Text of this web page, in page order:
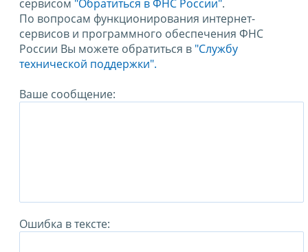
сервисом "Обратиться в ФНС России".
По вопросам функционирования интернет-
сервисов и программного обеспечения ФНС
России Вы можете обратиться в "Службу
технической поддержки".
Ваше сообщение:
Ошибка в тексте: